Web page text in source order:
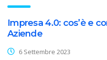
Impresa 4.0: cos’è e
Aziende
6 Settembre 2023